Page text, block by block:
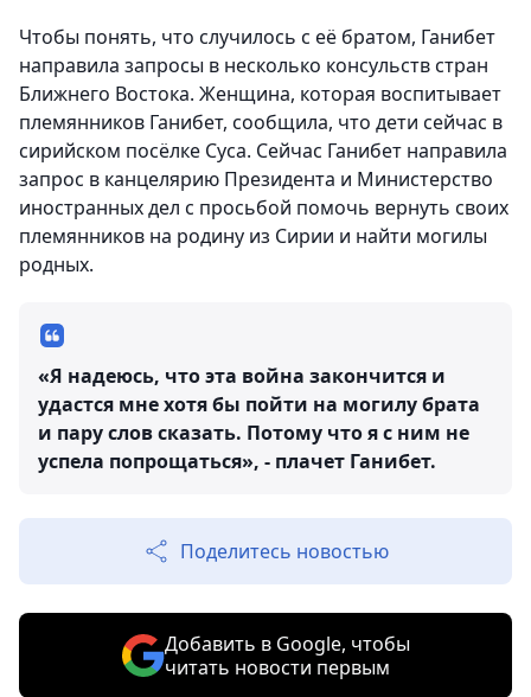
Чтобы понять, что случилось с её братом, Ганибет
направила запросы в несколько консульств стран
Ближнего Востока. Женщина, которая воспитывает
племянников Ганибет, сообщила, что дети сейчас в
сирийском посёлке Суса. Сейчас Ганибет направила
запрос в канцелярию Президента и Министерство
иностранных дел с просьбой помочь вернуть своих
племянников на родину из Сирии и найти могилы
родных.
«Я надеюсь, что эта война закончится и
удастся мне хотя бы пойти на могилу брата
и пару слов сказать. Потому что я с ним не
успела попрощаться», - плачет Ганибет.
Поделитесь новостью
Добавить в Google, чтобы
читать новости первым